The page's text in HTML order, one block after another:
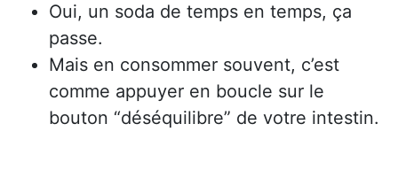
Oui, un soda de temps en temps, ça
passe.
Mais en consommer souvent, c’est
comme appuyer en boucle sur le
bouton “déséquilibre” de votre intestin.